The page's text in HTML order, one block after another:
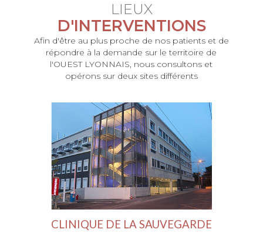
LIEUX
D'INTERVENTIONS
Afin d'être au plus proche de nos patients et de
répondre à la demande sur le territoire de
l'OUEST LYONNAIS, nous consultons et
opérons sur deux sites différents
CLINIQUE DE LA SAUVEGARDE